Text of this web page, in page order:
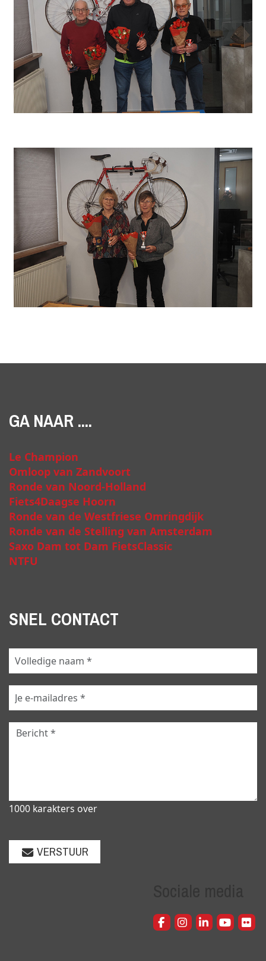
GA NAAR ....
Le Champion
Omloop van Zandvoort
Ronde van Noord-Holland
Fiets4Daagse Hoorn
Ronde van de Westfriese Omringdijk
Ronde van de Stelling van Amsterdam
Saxo Dam tot Dam FietsClassic
NTFU
SNEL CONTACT
1000 karakters over
VERSTUUR